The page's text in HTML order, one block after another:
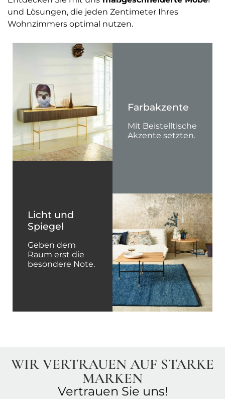
und Lösungen, die jeden Zentimeter Ihres
Wohnzimmers optimal nutzen.
Sideboards
Können auch
luftig leicht
aussehen.
Licht und
Spiegel
Geben dem
Raum erst die
besondere Note.
Farbakzente
Mit Beistelltische
Akzente setzten.
Harmonie
Möbel, Wand
und Boden
harmonisch
abgestimmt.
WIR VERTRAUEN AUF STARKE
MARKEN
Vertrauen Sie uns!